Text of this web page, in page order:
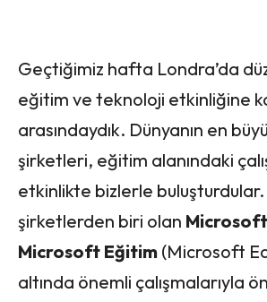
Geçtiğimiz hafta Londra’da
eğitim ve teknoloji etkinliğine
arasındaydık. Dünyanın en
şirketleri, eğitim alanındaki
etkinlikte bizlerle buluşturdular.
şirketlerden biri olan Microsoft
Microsoft Eğitim (Microsoft
altında önemli çalışmalarıyla